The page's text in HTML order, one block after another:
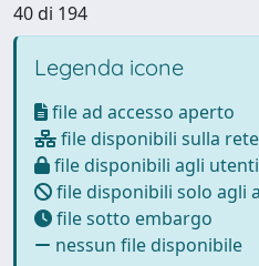
40 di 194
Legenda icone
file ad accesso aperto
file disponibili sulla
file disponibili agli
file disponibili solo agli
file sotto embargo
nessun file disponibile